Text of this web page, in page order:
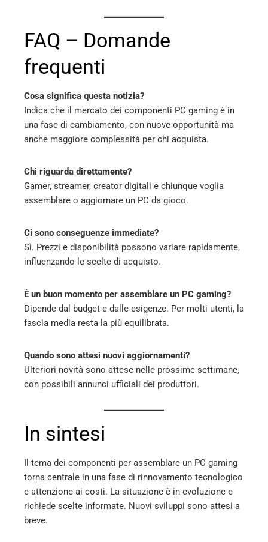
FAQ – Domande
frequenti
Cosa significa questa notizia?
Indica che il mercato dei componenti PC gaming è in
una fase di cambiamento, con nuove opportunità ma
anche maggiore complessità per chi acquista.
Chi riguarda direttamente?
Gamer, streamer, creator digitali e chiunque voglia
assemblare o aggiornare un PC da gioco.
Ci sono conseguenze immediate?
Sì. Prezzi e disponibilità possono variare rapidamente,
influenzando le scelte di acquisto.
È un buon momento per assemblare un PC gaming?
Dipende dal budget e dalle esigenze. Per molti utenti, la
fascia media resta la più equilibrata.
Quando sono attesi nuovi aggiornamenti?
Ulteriori novità sono attese nelle prossime settimane,
con possibili annunci ufficiali dei produttori.
In sintesi
Il tema dei componenti per assemblare un PC gaming
torna centrale in una fase di rinnovamento tecnologico
e attenzione ai costi. La situazione è in evoluzione e
richiede scelte informate. Nuovi sviluppi sono attesi a
breve.